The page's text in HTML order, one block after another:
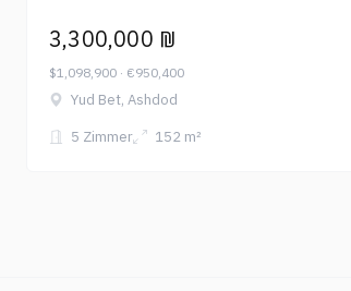
3,300,000 ₪
$1,098,900 · €950,400
Yud Bet, Ashdod
5 Zimmer
152 m²